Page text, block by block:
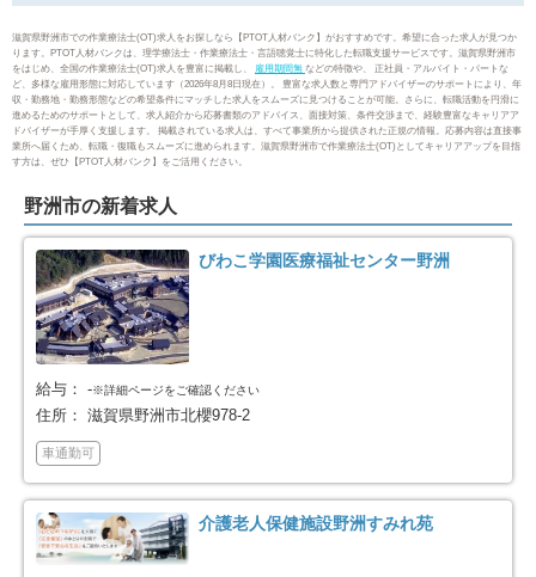
野洲市 10 湖南市 16
高島市 10 東近江市 31
米原市 1
滋賀県野洲市での作業療法士(OT)求人をお探しなら【PTOT人材バンク】がおすすめです。希望に合った求人が見つか
ります。PTOT人材バンクは、理学療法士・作業療法士・言語聴覚士に特化した転職支援サービスです。滋賀県野洲市
をはじめ、全国の作業療法士(OT)求人を豊富に掲載し、
雇用期間無 などの特徴や、 正社員・アルバイト・パートな
ど、多様な雇用形態に対応しています（2026年8月8日現在）。 豊富な求人数と専門アドバイザーのサポートにより、年
収・勤務地・勤務形態などの希望条件にマッチした求人をスムーズに見つけることが可能。さらに、転職活動を円滑に
進めるためのサポートとして、求人紹介から応募書類のアドバイス、面接対策、条件交渉まで、経験豊富なキャリアア
ドバイザーが手厚く支援します。 掲載されている求人は、すべて事業所から提供された正規の情報。応募内容は直接事
業所へ届くため、転職・復職もスムーズに進められます。滋賀県野洲市で作業療法士(OT)としてキャリアアップを目指
す方は、ぜひ【PTOT人材バンク】をご活用ください。
野洲市の新着求人
びわこ学園医療福祉センター野洲
給与： -※詳細ページをご確認ください
住所： 滋賀県野洲市北櫻978-2
車通勤可
介護老人保健施設野洲すみれ苑